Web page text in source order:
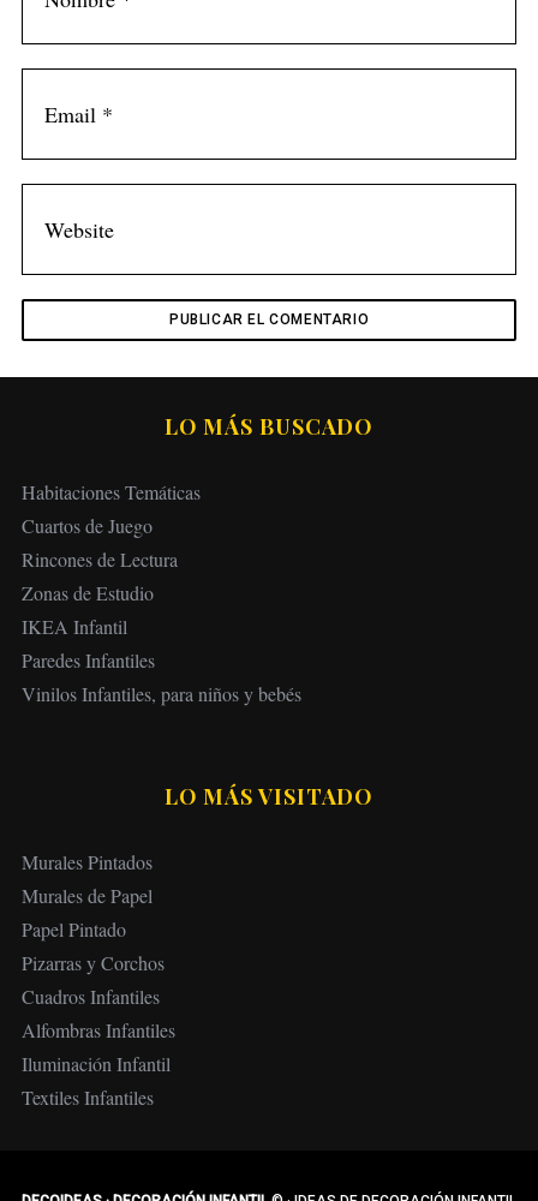
LO MÁS BUSCADO
Habitaciones Temáticas
Cuartos de Juego
Rincones de Lectura
Zonas de Estudio
IKEA Infantil
Paredes Infantiles
Vinilos Infantiles, para niños y bebés
LO MÁS VISITADO
Murales Pintados
Murales de Papel
Papel Pintado
Pizarras y Corchos
Cuadros Infantiles
Alfombras Infantiles
Iluminación Infantil
Textiles Infantiles